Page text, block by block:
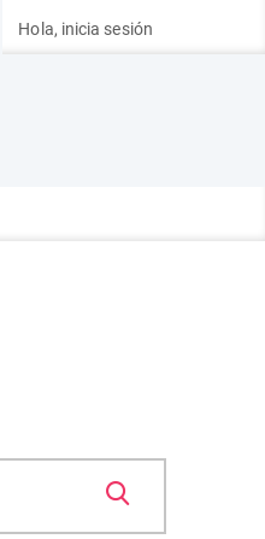
Hola, inicia sesión